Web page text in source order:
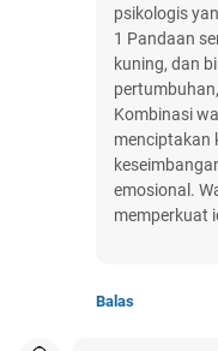
psikologis
1 Pandaan
kuning, dan
Kombinasi
menciptakan
emosional.
memperkuat
Balas